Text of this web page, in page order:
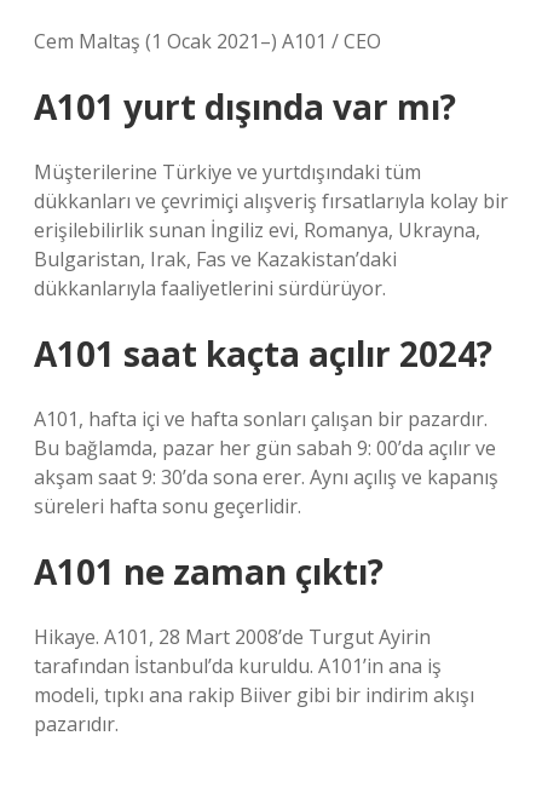
Cem Maltaş (1 Ocak 2021–) A101 / CEO
A101 yurt dışında var mı?
Müşterilerine Türkiye ve yurtdışındaki tüm
dükkanları ve çevrimiçi alışveriş fırsatlarıyla kolay bir
erişilebilirlik sunan İngiliz evi, Romanya, Ukrayna,
Bulgaristan, Irak, Fas ve Kazakistan’daki
dükkanlarıyla faaliyetlerini sürdürüyor.
A101 saat kaçta açılır 2024?
A101, hafta içi ve hafta sonları çalışan bir pazardır.
Bu bağlamda, pazar her gün sabah 9: 00’da açılır ve
akşam saat 9: 30’da sona erer. Aynı açılış ve kapanış
süreleri hafta sonu geçerlidir.
A101 ne zaman çıktı?
Hikaye. A101, 28 Mart 2008’de Turgut Ayirin
tarafından İstanbul’da kuruldu. A101’in ana iş
modeli, tıpkı ana rakip Biiver gibi bir indirim akışı
pazarıdır.